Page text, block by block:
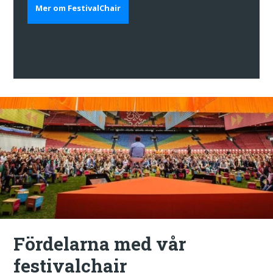
Mer om FestivalChair
Fördelarna med vår
festivalchair